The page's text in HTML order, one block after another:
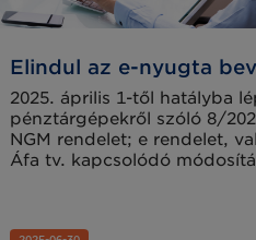
Elindul az e-nyugta
2025. április 1-től hatályba
pénztárgépekről szóló 8/
NGM rendelet; e rendelet,
Áfa tv. kapcsolódó